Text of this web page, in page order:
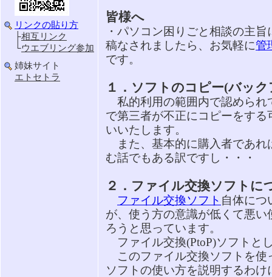
リンクの貼り方
├相互リンク
└ウエブリング参加
姉妹サイト
エトセトラ
皆様へ
・パソコン困りごと相談の主
稿なされましたら、お気軽に管
です。
１．ソフトのコピー(バッ
私的利用の範囲内で認められ
で第三者が不正にコピーをす
いいたします。
また、基本的に購入者であれ
む話でもある訳ですし・・・
２．ファイル交換ソフトに
ファイル交換ソフト 自体につ
が、使う方の意識が低くて悪
ろうと思っています。
ファイル交換(PtoP)ソフトと
このファイル交換ソフトを使
ソフトの使い方を説明するわ